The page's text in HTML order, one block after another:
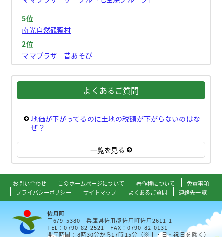
5位
南光自然観察村
2位
ママプラザ 昔あそび
よくあるご質問
地価が下がってるのに土地の税額が下がらないのはな
ぜ？
一覧を見る
お問い合わせ このホームページについて 著作権について
免責事項
プライバシーポリシー
サイトマップ よくあるご質問 連絡先一覧
佐用町
〒679-5380 兵庫県佐用郡佐用町佐用2611-1
TEL：0790-82-2521 FAX：0790-82-0131
開庁時間：8時30分から17時15分（※土・日・祝日を除く）